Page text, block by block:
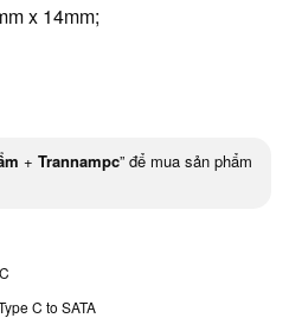
x 14mm;
+ Trannampc” để mua sản phẩm
C to SATA